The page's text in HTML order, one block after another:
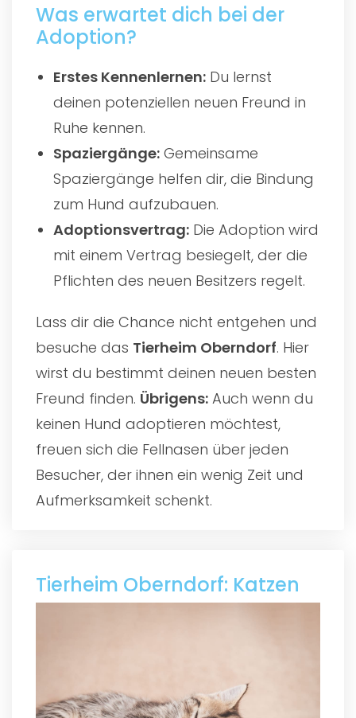
Was erwartet dich bei der
Adoption?
Erstes Kennenlernen: Du lernst
deinen potenziellen neuen Freund in
Ruhe kennen.
Spaziergänge: Gemeinsame
Spaziergänge helfen dir, die Bindung
zum Hund aufzubauen.
Adoptionsvertrag: Die Adoption wird
mit einem Vertrag besiegelt, der die
Pflichten des neuen Besitzers regelt.
Lass dir die Chance nicht entgehen und
besuche das Tierheim Oberndorf. Hier
wirst du bestimmt deinen neuen besten
Freund finden. Übrigens: Auch wenn du
keinen Hund adoptieren möchtest,
freuen sich die Fellnasen über jeden
Besucher, der ihnen ein wenig Zeit und
Aufmerksamkeit schenkt.
Tierheim Oberndorf: Katzen